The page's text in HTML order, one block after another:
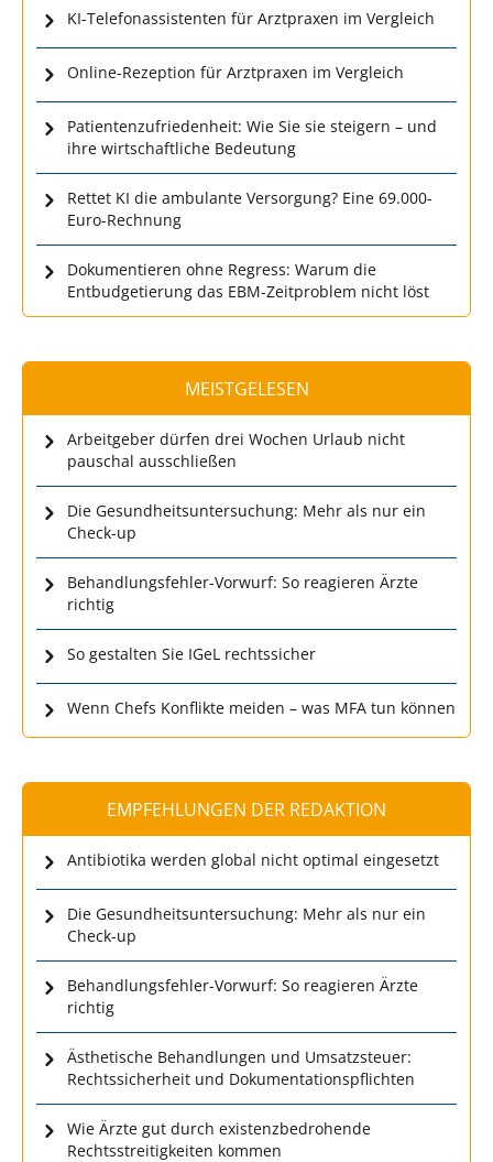
KI-Telefonassistenten für Arztpraxen im Vergleich
Online-Rezeption für Arztpraxen im Vergleich
Patientenzufriedenheit: Wie Sie sie steigern – und
ihre wirtschaftliche Bedeutung
Rettet KI die ambulante Versorgung? Eine 69.000-
Euro-Rechnung
Dokumentieren ohne Regress: Warum die
Entbudgetierung das EBM-Zeitproblem nicht löst
MEISTGELESEN
Arbeitgeber dürfen drei Wochen Urlaub nicht
pauschal ausschließen
Die Gesundheitsuntersuchung: Mehr als nur ein
Check-up
Behandlungsfehler-Vorwurf: So reagieren Ärzte
richtig
So gestalten Sie IGeL rechtssicher
Wenn Chefs Konflikte meiden – was MFA tun können
EMPFEHLUNGEN DER REDAKTION
Antibiotika werden global nicht optimal eingesetzt
Die Gesundheitsuntersuchung: Mehr als nur ein
Check-up
Behandlungsfehler-Vorwurf: So reagieren Ärzte
richtig
Ästhetische Behandlungen und Umsatzsteuer:
Rechtssicherheit und Dokumentationspflichten
Wie Ärzte gut durch existenzbedrohende
Rechtsstreitigkeiten kommen